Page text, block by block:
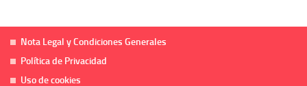
Nota Legal y Condiciones Generales
Política de Privacidad
Uso de cookies